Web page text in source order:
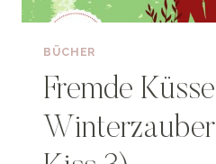
BÜCHER
Fremde Küsse